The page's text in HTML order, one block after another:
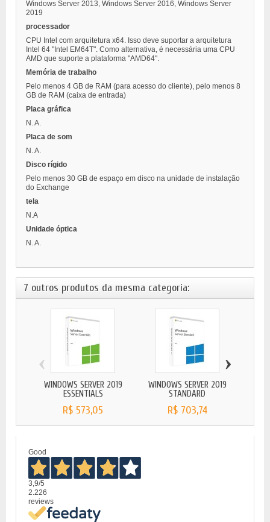
Windows Server 2013, Windows Server 2016, Windows Server
2019
processador
CPU Intel com arquitetura x64. Isso deve suportar a arquitetura
Intel 64 "Intel EM64T". Como alternativa, é necessária uma CPU
AMD que suporte a plataforma "AMD64".
Memória de trabalho
Pelo menos 4 GB de RAM (para acesso do cliente), pelo menos 8
GB de RAM (caixa de entrada)
Placa gráfica
N. A.
Placa de som
N. A.
Disco rígido
Pelo menos 30 GB de espaço em disco na unidade de instalação
do Exchange
tela
N.A
Unidade óptica
N. A.
7 outros produtos da mesma categoria:
WINDOWS SERVER 2019
ESSENTIALS
R$ 573,05
WINDOWS SERVER 2019
STANDARD
R$ 703,74
‹ ›
Good
3,9/5
2.226
reviews